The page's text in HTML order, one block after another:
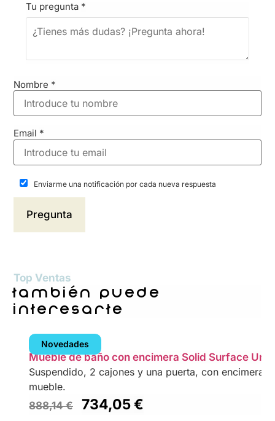
Tu pregunta *
Nombre *
Email *
Enviarme una notificación por cada nueva respuesta
Top Ventas
también puede
interesarte
Novedades
Mueble de baño con encimera Solid Surface
Suspendido, 2 cajones y una puerta, con encimera
mueble.
888,14€ 734,05€